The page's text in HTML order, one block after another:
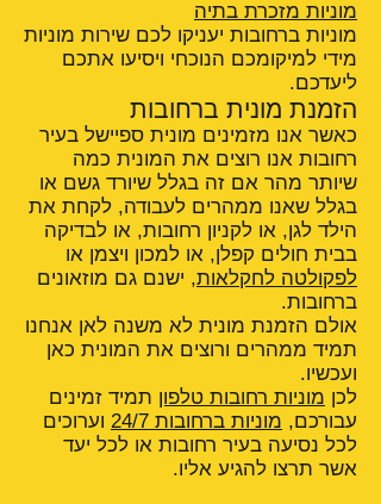
מוניות מזכרת בתיה
מוניות ברחובות יעניקו לכם שירות מוניות
מידי למיקומכם הנוכחי ויסיעו אתכם
ליעדכם.
הזמנת מונית ברחובות
כאשר אנו מזמינים מונית ספיישל בעיר
רחובות אנו רוצים את המונית כמה
שיותר מהר אם זה בגלל שיורד גשם או
בגלל שאנו ממהרים לעבודה, לקחת את
הילד לגן, או לקניון רחובות, או לבדיקה
בבית חולים קפלן, או למכון ויצמן או
לפקולטה לחקלאות, ישנם גם מוזאונים
ברחובות.
אולם הזמנת מונית לא משנה לאן אנחנו
תמיד ממהרים ורוצים את המונית כאן
ועכשיו.
לכן מוניות רחובות טלפון תמיד זמינים
עבורכם, מוניות ברחובות 24/7
וערוכים
לכל נסיעה בעיר רחובות או לכל יעד
אשר תרצו להגיע אליו.